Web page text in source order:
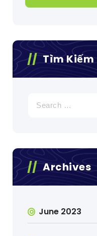
Tìm Kiếm
for:
Archives
June 2023